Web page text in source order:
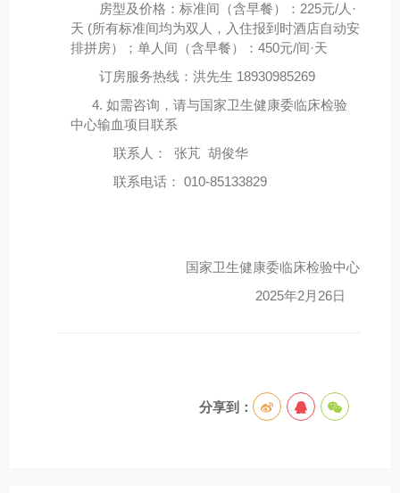
房型及价格：标准间（含早餐）：225元/人·
天 (所有标准间均为双人，入住报到时酒店自动安
排拼房）；单人间（含早餐）：450元/间·天
订房服务热线：洪先生 18930985269
4. 如需咨询，请与国家卫生健康委临床检验
中心输血项目联系
联系人： 张芃 胡俊华
联系电话： 010-85133829
国家卫生健康委临床检验中心
2025年2月26日
分享到：